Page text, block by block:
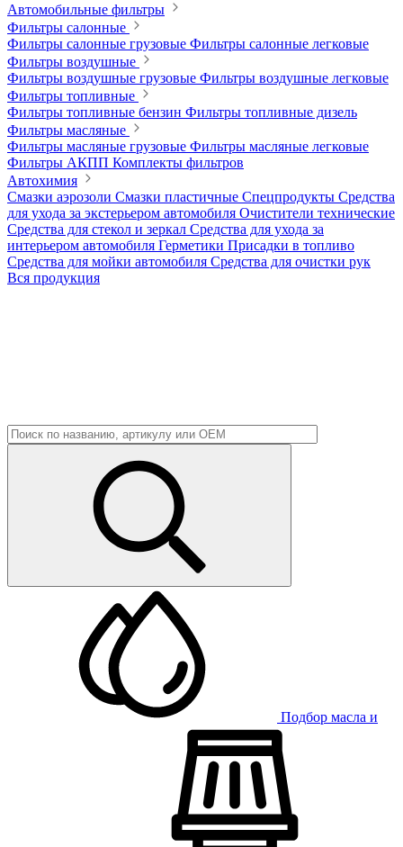
Автомобильные фильтры
Фильтры салонные
Фильтры салонные грузовые Фильтры салонные легковые
Фильтры воздушные
Фильтры воздушные грузовые Фильтры воздушные легковые
Фильтры топливные
Фильтры топливные бензин Фильтры топливные дизель
Фильтры масляные
Фильтры масляные грузовые Фильтры масляные легковые
Фильтры АКПП Комплекты фильтров
Автохимия
Смазки аэрозоли Смазки пластичные Спецпродукты Средства
для ухода за экстерьером автомобиля Очистители технические
Средства для стекол и зеркал Средства для ухода за
интерьером автомобиля Герметики Присадки в топливо
Средства для мойки автомобиля Средства для очистки рук
Вся продукция
Подбор масла и